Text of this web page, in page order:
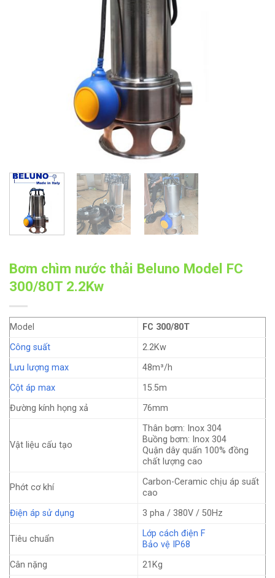
Bơm chìm nước thải Beluno Model FC
300/80T 2.2Kw
Model
FC 300/80T
Công suất
2.2Kw
Lưu lượng max
48m³/h
Cột áp max
15.5m
Đường kính họng xả
76mm
Vật liệu cấu tạo
Thân bơm: Inox 304
Buồng bơm: Inox 304
Quận dây quấn 100% đồng
chất lượng cao
Phớt cơ khí
Carbon-Ceramic chịu áp suất
cao
Điện áp sử dụng
3 pha / 380V / 50Hz
Tiêu chuẩn
Lớp cách điện F
Bảo vệ IP68
Cân nặng
21Kg